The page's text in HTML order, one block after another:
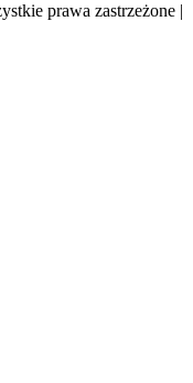
prawa zastrzeżone |